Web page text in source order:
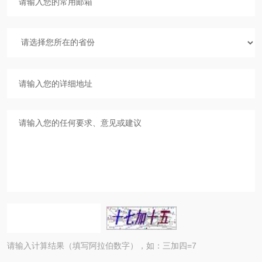
请输入计算结果（填写阿拉伯数字），如：三加四=7